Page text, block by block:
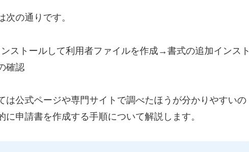
の通りです。
ストールして利用者ファイルを作成→書式の追加インスト
確認
は公式ページや専門サイトで調べたほうが分かりやすいの
申請書を作成する手順について解説します。